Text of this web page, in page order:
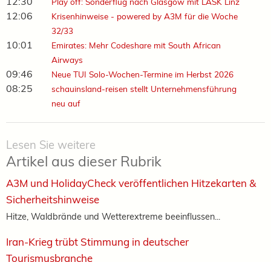
12:06
Krisenhinweise - powered by A3M für die Woche
32/33
10:01
Emirates: Mehr Codeshare mit South African
Airways
09:46 Neue TUI Solo-Wochen-Termine im Herbst 2026
08:25
schauinsland-reisen stellt Unternehmensführung
neu auf
Lesen Sie weitere
Artikel aus dieser Rubrik
A3M und HolidayCheck veröffentlichen Hitzekarten &
Sicherheitshinweise
Hitze, Waldbrände und Wetterextreme beeinflussen...
Iran-Krieg trübt Stimmung in deutscher
Tourismusbranche